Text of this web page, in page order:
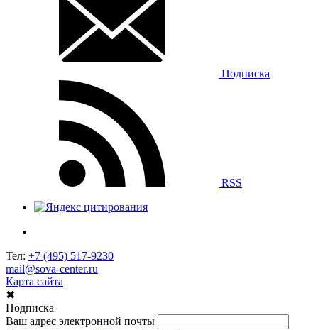
Подписка
RSS
Тел: +7 (495) 517-9230
mail@sova-center.ru
Карта сайта
✖
Подписка
Ваш адрес электронной почты